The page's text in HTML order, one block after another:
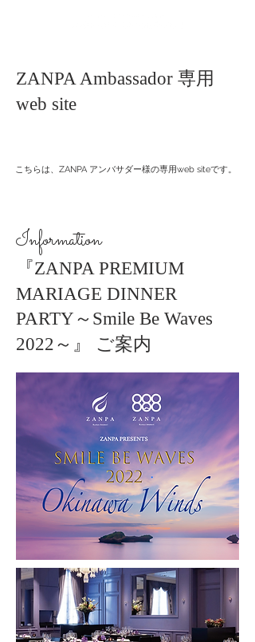
ZANPA Ambassador 専用
web site
こちらは、ZANPA アンバサダー様の専用web siteです。
​Information
『ZANPA PREMIUM
MARIAGE DINNER
PARTY ～Smile Be Waves
2022～ 』 ご案内